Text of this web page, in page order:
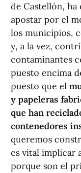
de Castellón, ha
apostar por el
los municipios,
y, a la vez,
contaminantes
puesto encima
puesto que el
y papeleras
que han
contenedores
queremos
es vital implicar
porque son el